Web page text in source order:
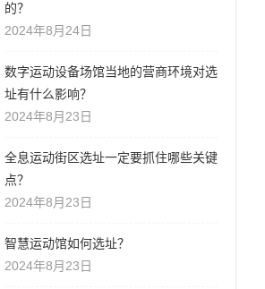
的？
2024年8月24日
数字运动设备场馆当地的营商环境对选
址有什么影响？
2024年8月23日
全息运动街区选址一定要抓住哪些关键
点？
2024年8月23日
智慧运动馆如何选址？
2024年8月23日